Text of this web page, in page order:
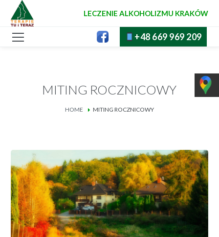
LECZENIE ALKOHOLIZMU KRAKÓW
+48 669 969 209
MITING ROCZNICOWY
HOME MITING ROCZNICOWY